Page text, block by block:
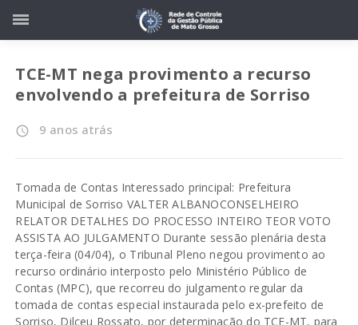
TCE-MT nega provimento a recurso
envolvendo a prefeitura de Sorriso
access_time 9 anos atrás
Tomada de Contas Interessado principal: Prefeitura
Municipal de Sorriso VALTER ALBANOCONSELHEIRO
RELATOR DETALHES DO PROCESSO INTEIRO TEOR VOTO
ASSISTA AO JULGAMENTO Durante sessão plenária desta
terça-feira (04/04), o Tribunal Pleno negou provimento ao
recurso ordinário interposto pelo Ministério Público de
Contas (MPC), que recorreu do julgamento regular da
tomada de contas especial instaurada pelo ex-prefeito de
Sorriso, Dilceu Rossato, por determinação do TCE-MT, para